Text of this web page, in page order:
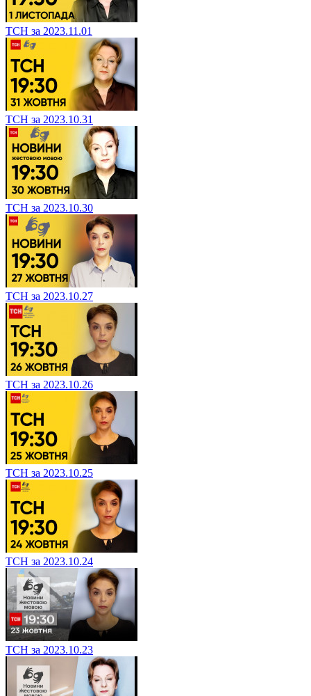
ТСН за 2023.11.01
ТСН за 2023.10.31
ТСН за 2023.10.30
ТСН за 2023.10.27
ТСН за 2023.10.26
ТСН за 2023.10.25
ТСН за 2023.10.24
ТСН за 2023.10.23